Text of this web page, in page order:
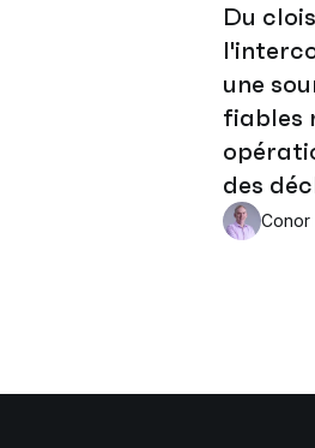
Du
une
fiables
des
Conor